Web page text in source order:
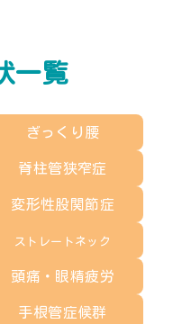
一覧
ぎっくり腰
脊柱管狭窄症
変形性股関節症
ストレートネック
頭痛・眼精疲労
手根管症候群